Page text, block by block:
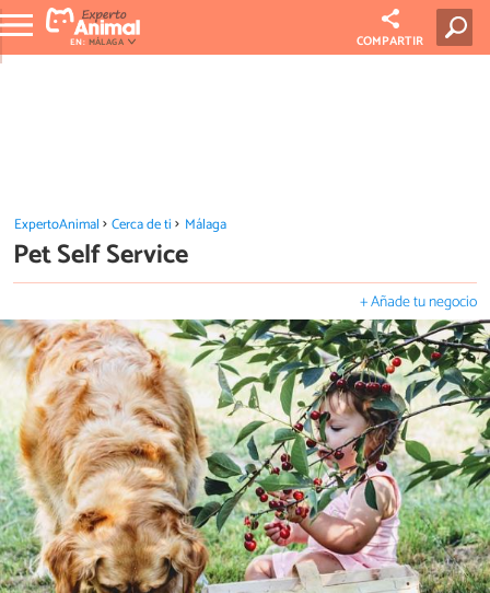
EN: MÁLAGA COMPARTIR
ExpertoAnimal Cerca de ti Málaga
Pet Self Service
+ Añade tu negocio